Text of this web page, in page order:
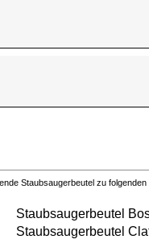
Staubsaugerbeutel zu folgenden
Staubsaugerbeutel
Staubsaugerbeutel